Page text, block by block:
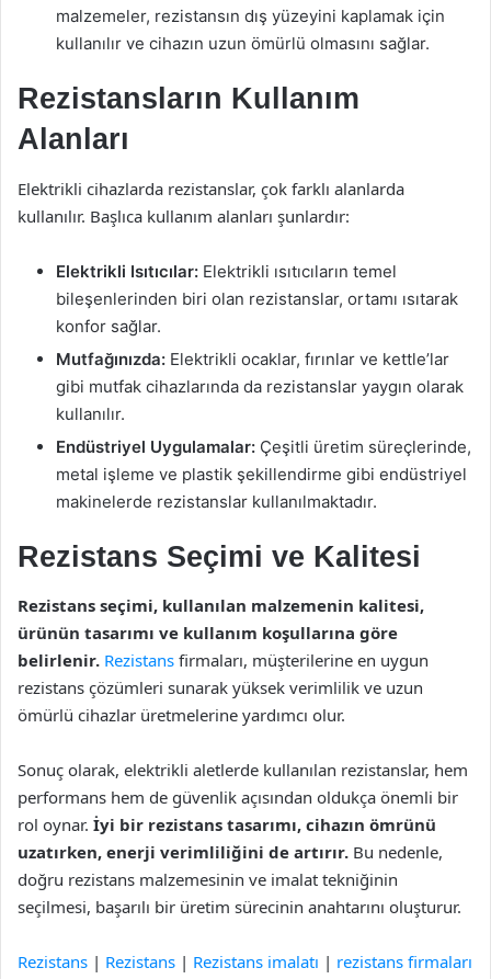
malzemeler, rezistansın dış yüzeyini kaplamak için
kullanılır ve cihazın uzun ömürlü olmasını sağlar.
Rezistansların Kullanım
Alanları
Elektrikli cihazlarda rezistanslar, çok farklı alanlarda
kullanılır. Başlıca kullanım alanları şunlardır:
Elektrikli Isıtıcılar: Elektrikli ısıtıcıların temel
bileşenlerinden biri olan rezistanslar, ortamı ısıtarak
konfor sağlar.
Mutfağınızda: Elektrikli ocaklar, fırınlar ve kettle’lar
gibi mutfak cihazlarında da rezistanslar yaygın olarak
kullanılır.
Endüstriyel Uygulamalar: Çeşitli üretim süreçlerinde,
metal işleme ve plastik şekillendirme gibi endüstriyel
makinelerde rezistanslar kullanılmaktadır.
Rezistans Seçimi ve Kalitesi
Rezistans seçimi, kullanılan malzemenin kalitesi,
ürünün tasarımı ve kullanım koşullarına göre
belirlenir. Rezistans firmaları, müşterilerine en uygun
rezistans çözümleri sunarak yüksek verimlilik ve uzun
ömürlü cihazlar üretmelerine yardımcı olur.
Sonuç olarak, elektrikli aletlerde kullanılan rezistanslar, hem
performans hem de güvenlik açısından oldukça önemli bir
rol oynar. İyi bir rezistans tasarımı, cihazın ömrünü
uzatırken, enerji verimliliğini de artırır. Bu nedenle,
doğru rezistans malzemesinin ve imalat tekniğinin
seçilmesi, başarılı bir üretim sürecinin anahtarını oluşturur.
Rezistans | Rezistans | Rezistans imalatı | rezistans firmaları